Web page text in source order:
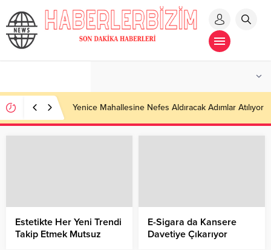
Maltepe’de Okullar Dezenfekte ediliyor
Estetikte Her Yeni Trendi
Takip Etmek Mutsuz
E-Sigara da Kansere
Davetiye Çıkarıyor